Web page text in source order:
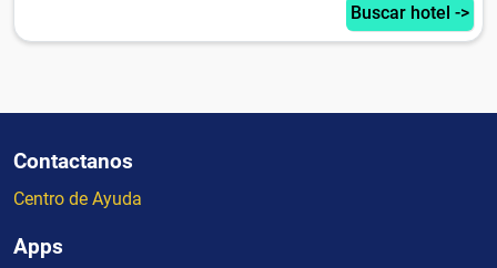
Buscar hotel ->
Contactanos
Centro de Ayuda
Apps